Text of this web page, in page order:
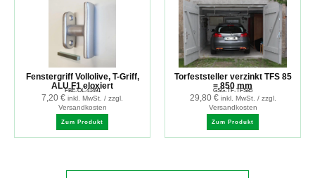
Fenstergriff Vollolive, T-Griff,
ALU F1 eloxiert
FBE-OL-41491
7,20 € inkl. MwSt. / zzgl.
Versandkosten
Zum Produkt
Torfeststeller verzinkt TFS 85
= 850 mm
GSG-TF-TFS85
29,80 € inkl. MwSt. / zzgl.
Versandkosten
Zum Produkt